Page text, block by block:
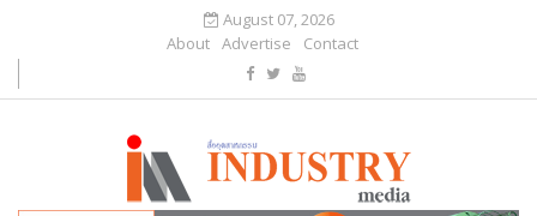
August 07, 2026
About Advertise Contact